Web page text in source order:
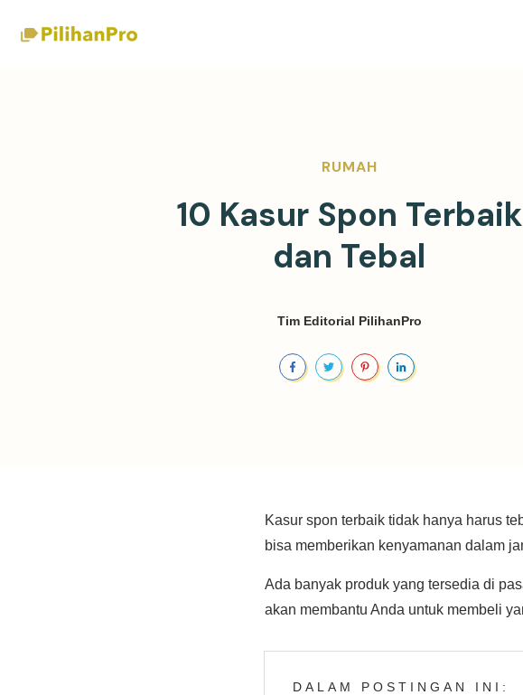
RUMAH
10 Kasur Spon Terbaik
dan Tebal
Tim Editorial PilihanPro
Kasur spon terbaik tidak hanya harus
bisa memberikan kenyamanan dalam
Ada banyak produk yang tersedia di
akan membantu Anda untuk membeli
DALAM POSTINGAN INI: